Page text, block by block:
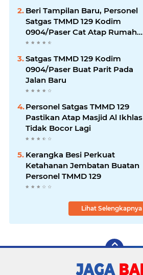
Beri Tampilan Baru, Personel
Satgas TMMD 129 Kodim
0904/Paser Cat Atap Rumah
Marbot
Satgas TMMD 129 Kodim
0904/Paser Buat Parit Pada
Jalan Baru
Personel Satgas TMMD 129
Pastikan Atap Masjid Al Ikhlas
Tidak Bocor Lagi
Kerangka Besi Perkuat
Ketahanan Jembatan Buatan
Personel TMMD 129
Lihat Selengkapnya